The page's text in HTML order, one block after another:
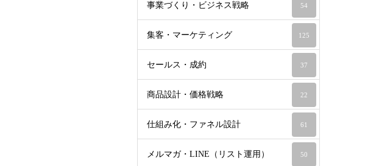
事業づくり・ビジネス戦略 54
集客・マーケティング 125
セールス・成約 37
商品設計・価格戦略 22
仕組み化・ファネル設計 61
メルマガ・LINE（リスト運用） 50